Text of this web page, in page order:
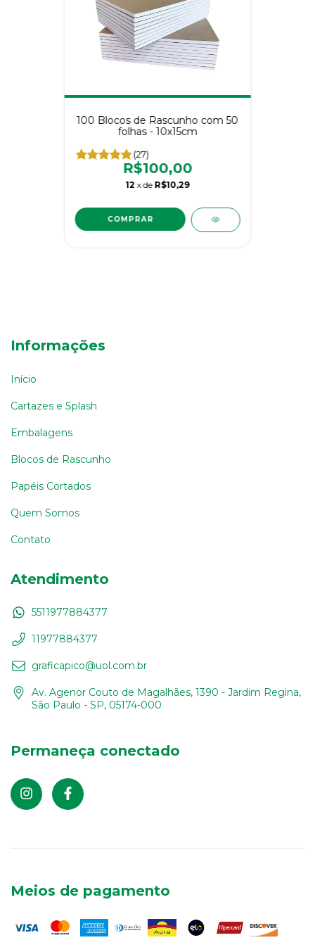
100 Blocos de Rascunho com 50
folhas - 10x15cm
(27)
R$100,00
12 x de R$10,29
Informações
Início
Cartazes e Splash
Embalagens
Blocos de Rascunho
Papéis Cortados
Quem Somos
Contato
Atendimento
5511977884377
11977884377
graficapico@uol.com.br
Av. Agenor Couto de Magalhães, 1390 - Jardim Regina,
São Paulo - SP, 05174-000
Permaneça conectado
Meios de pagamento